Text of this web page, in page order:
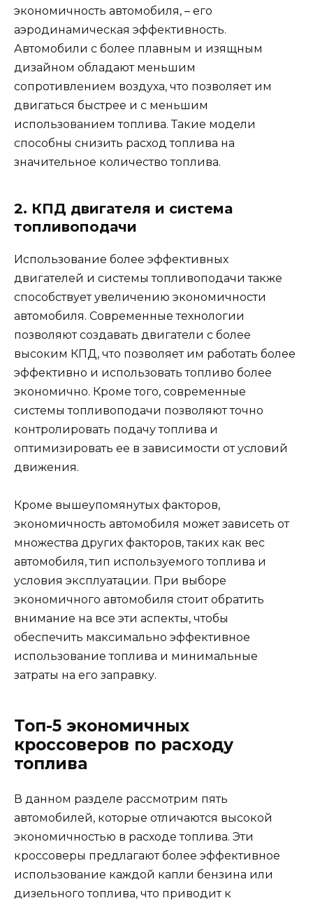
экономичность автомобиля, – его
аэродинамическая эффективность.
Автомобили с более плавным и изящным
дизайном обладают меньшим
сопротивлением воздуха, что позволяет им
двигаться быстрее и с меньшим
использованием топлива. Такие модели
способны снизить расход топлива на
значительное количество топлива.
2. КПД двигателя и система
топливоподачи
Использование более эффективных
двигателей и системы топливоподачи также
способствует увеличению экономичности
автомобиля. Современные технологии
позволяют создавать двигатели с более
высоким КПД, что позволяет им работать более
эффективно и использовать топливо более
экономично. Кроме того, современные
системы топливоподачи позволяют точно
контролировать подачу топлива и
оптимизировать ее в зависимости от условий
движения.
Кроме вышеупомянутых факторов,
экономичность автомобиля может зависеть от
множества других факторов, таких как вес
автомобиля, тип используемого топлива и
условия эксплуатации. При выборе
экономичного автомобиля стоит обратить
внимание на все эти аспекты, чтобы
обеспечить максимально эффективное
использование топлива и минимальные
затраты на его заправку.
Топ-5 экономичных
кроссоверов по расходу
топлива
В данном разделе рассмотрим пять
автомобилей, которые отличаются высокой
экономичностью в расходе топлива. Эти
кроссоверы предлагают более эффективное
использование каждой капли бензина или
дизельного топлива, что приводит к